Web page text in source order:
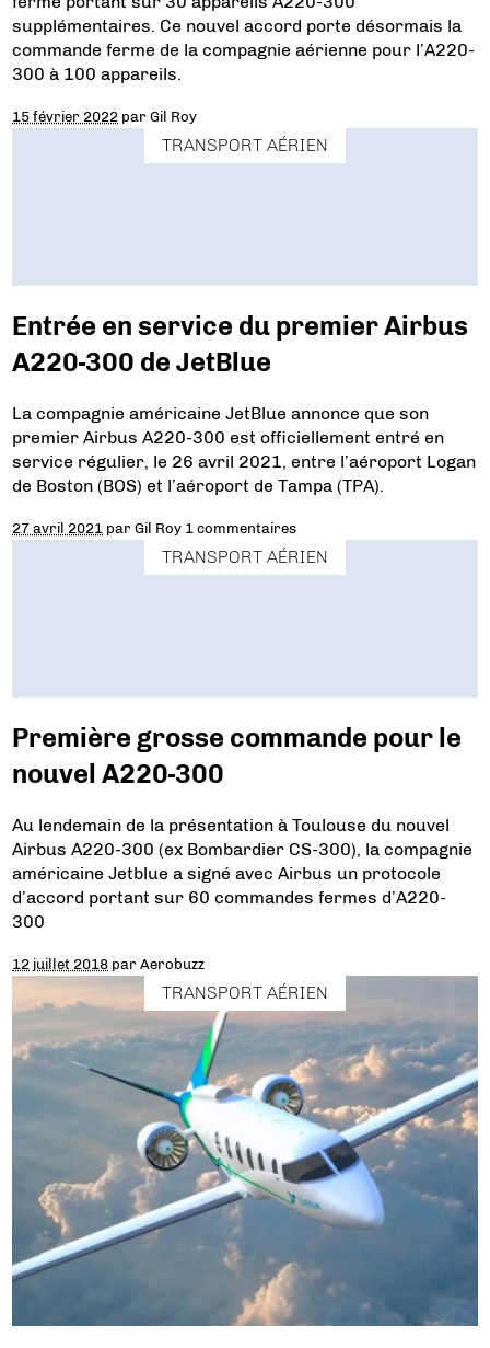
supplémentaires. Ce nouvel accord porte désormais la
commande ferme de la compagnie aérienne pour l’A220-
300 à 100 appareils.
15 février 2022 parGil Roy
TRANSPORT AÉRIEN
Entrée en service du premier Airbus
A220-300 de JetBlue
La compagnie américaine JetBlue annonce que son
premier Airbus A220-300 est officiellement entré en
service régulier, le 26 avril 2021, entre l’aéroport Logan
de Boston (BOS) et l’aéroport de Tampa (TPA).
27 avril 2021 parGil Roy 1 commentaires
TRANSPORT AÉRIEN
Première grosse commande pour le
nouvel A220-300
Au lendemain de la présentation à Toulouse du nouvel
Airbus A220-300 (ex Bombardier CS-300), la compagnie
américaine Jetblue a signé avec Airbus un protocole
d’accord portant sur 60 commandes fermes d’A220-
300
12 juillet 2018 parAerobuzz
TRANSPORT AÉRIEN